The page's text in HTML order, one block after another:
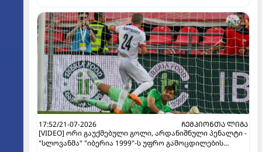
17:52/21-07-2026
ᲩᲔᲛᲞᲘᲝᲜᲗᲐ ᲚᲘᲒᲐ
[VIDEO] ორი გაუქმებული გოლი, არდანიშნული პენალტი -
"სლოვანმა" "იბერია 1999"-ს უფრო გამოცდილების